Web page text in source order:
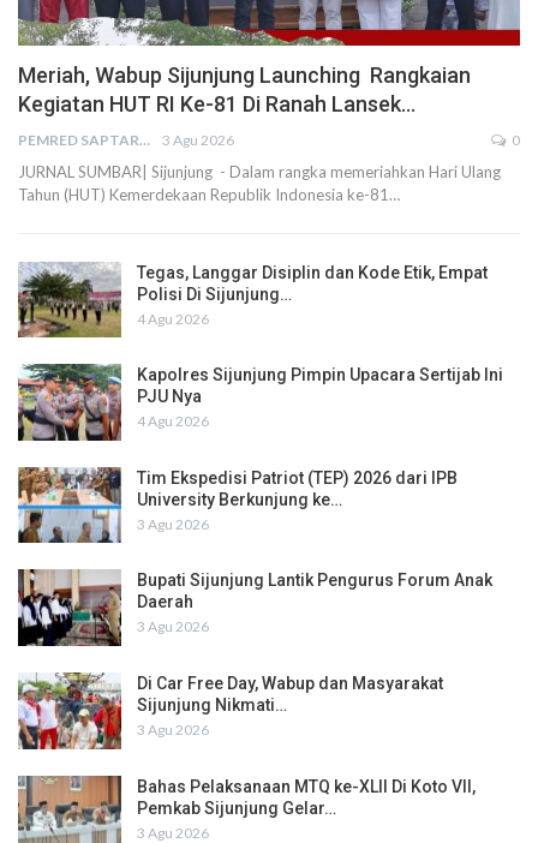
Meriah, Wabup Sijunjung Launching Rangkaian
Kegiatan HUT RI Ke-81 Di Ranah Lansek…
PEMRED SAPTARIUS 3 Agu 2026 0
JURNAL SUMBAR| Sijunjung - Dalam rangka memeriahkan Hari Ulang
Tahun (HUT) Kemerdekaan Republik Indonesia ke-81…
Tegas, Langgar Disiplin dan Kode Etik, Empat
Polisi Di Sijunjung…
4 Agu 2026
Kapolres Sijunjung Pimpin Upacara Sertijab Ini
PJU Nya
4 Agu 2026
Tim Ekspedisi Patriot (TEP) 2026 dari IPB
University Berkunjung ke…
3 Agu 2026
Bupati Sijunjung Lantik Pengurus Forum Anak
Daerah
3 Agu 2026
Di Car Free Day, Wabup dan Masyarakat
Sijunjung Nikmati…
3 Agu 2026
Bahas Pelaksanaan MTQ ke-XLII Di Koto VII,
Pemkab Sijunjung Gelar…
3 Agu 2026